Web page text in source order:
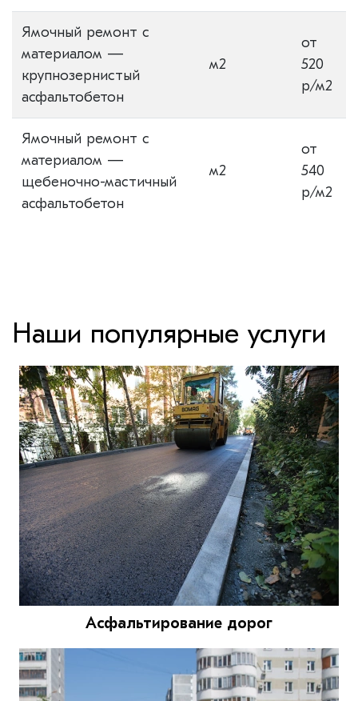
Ямочный ремонт с
материалом —
крупнозернистый
асфальтобетон
м2
от
520
р/м2
Ямочный ремонт с
материалом —
щебеночно-мастичный
асфальтобетон
м2
от
540
р/м2
Наши популярные услуги
Асфальтирование дорог